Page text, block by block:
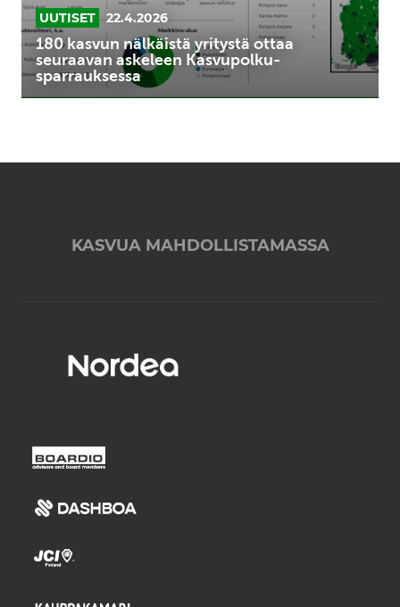
sparrauksessa
UUTISET 22.4.2026
180 kasvun nälkäistä yritystä ottaa
seuraavan askeleen Kasvupolku-
sparrauksessa
KASVUA MAHDOLLISTAMASSA